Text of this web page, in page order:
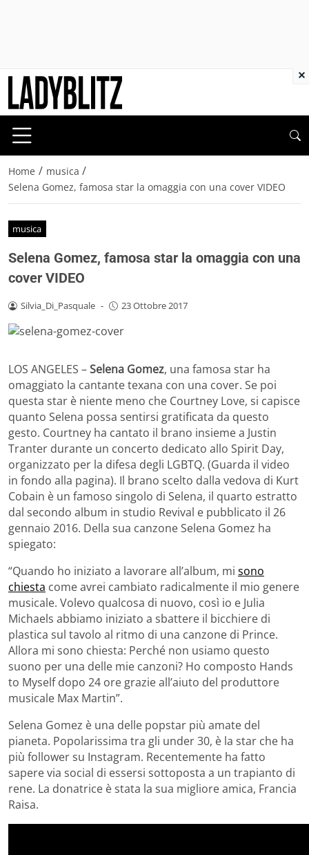
Home / musica /
Selena Gomez, famosa star la omaggia con una cover VIDEO
musica
Selena Gomez, famosa star la omaggia con una
cover VIDEO
Silvia_Di_Pasquale - 23 Ottobre 2017
LOS ANGELES –Selena Gomez, una famosa star ha
omaggiato la cantante texana con una cover. Se poi
questa star è niente meno che Courtney Love, si capisce
quanto Selena possa sentirsi gratificata da questo
gesto. Courtney ha cantato il brano insieme a Justin
Tranter durante un concerto dedicato allo Spirit Day,
organizzato per la difesa degli LGBTQ. (Guarda il video
in fondo alla pagina). Il brano scelto dalla vedova di Kurt
Cobain è un famoso singolo di Selena, il quarto estratto
dal secondo album in studio Revival e pubblicato il 26
gennaio 2016. Della sua canzone Selena Gomez ha
spiegato:
“Quando ho iniziato a lavorare all’album, mi sono
chiesta come avrei cambiato radicalmente il mio genere
musicale. Volevo qualcosa di nuovo, così io e Julia
Michaels abbiamo iniziato a sbattere il bicchiere di
plastica sul tavolo al ritmo di una canzone di Prince.
Allora mi sono chiesta: Perché non usiamo questo
suono per una delle mie canzoni? Ho composto Hands
to Myself dopo 24 ore grazie all’aiuto del produttore
musicale Max Martin”.
Selena Gomez è una delle popstar più amate del
pianeta. Popolarissima tra gli under 30, è la star che ha
più follower su Instagram. Recentemente ha fatto
sapere via social di essersi sottoposta a un trapianto di
rene. La donatrice è stata la sua migliore amica, Francia
Raisa.
×